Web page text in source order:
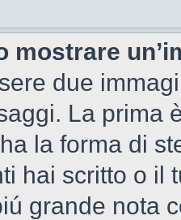
mostrare
due
La prima
la forma di
hai scritto o il
grande nota